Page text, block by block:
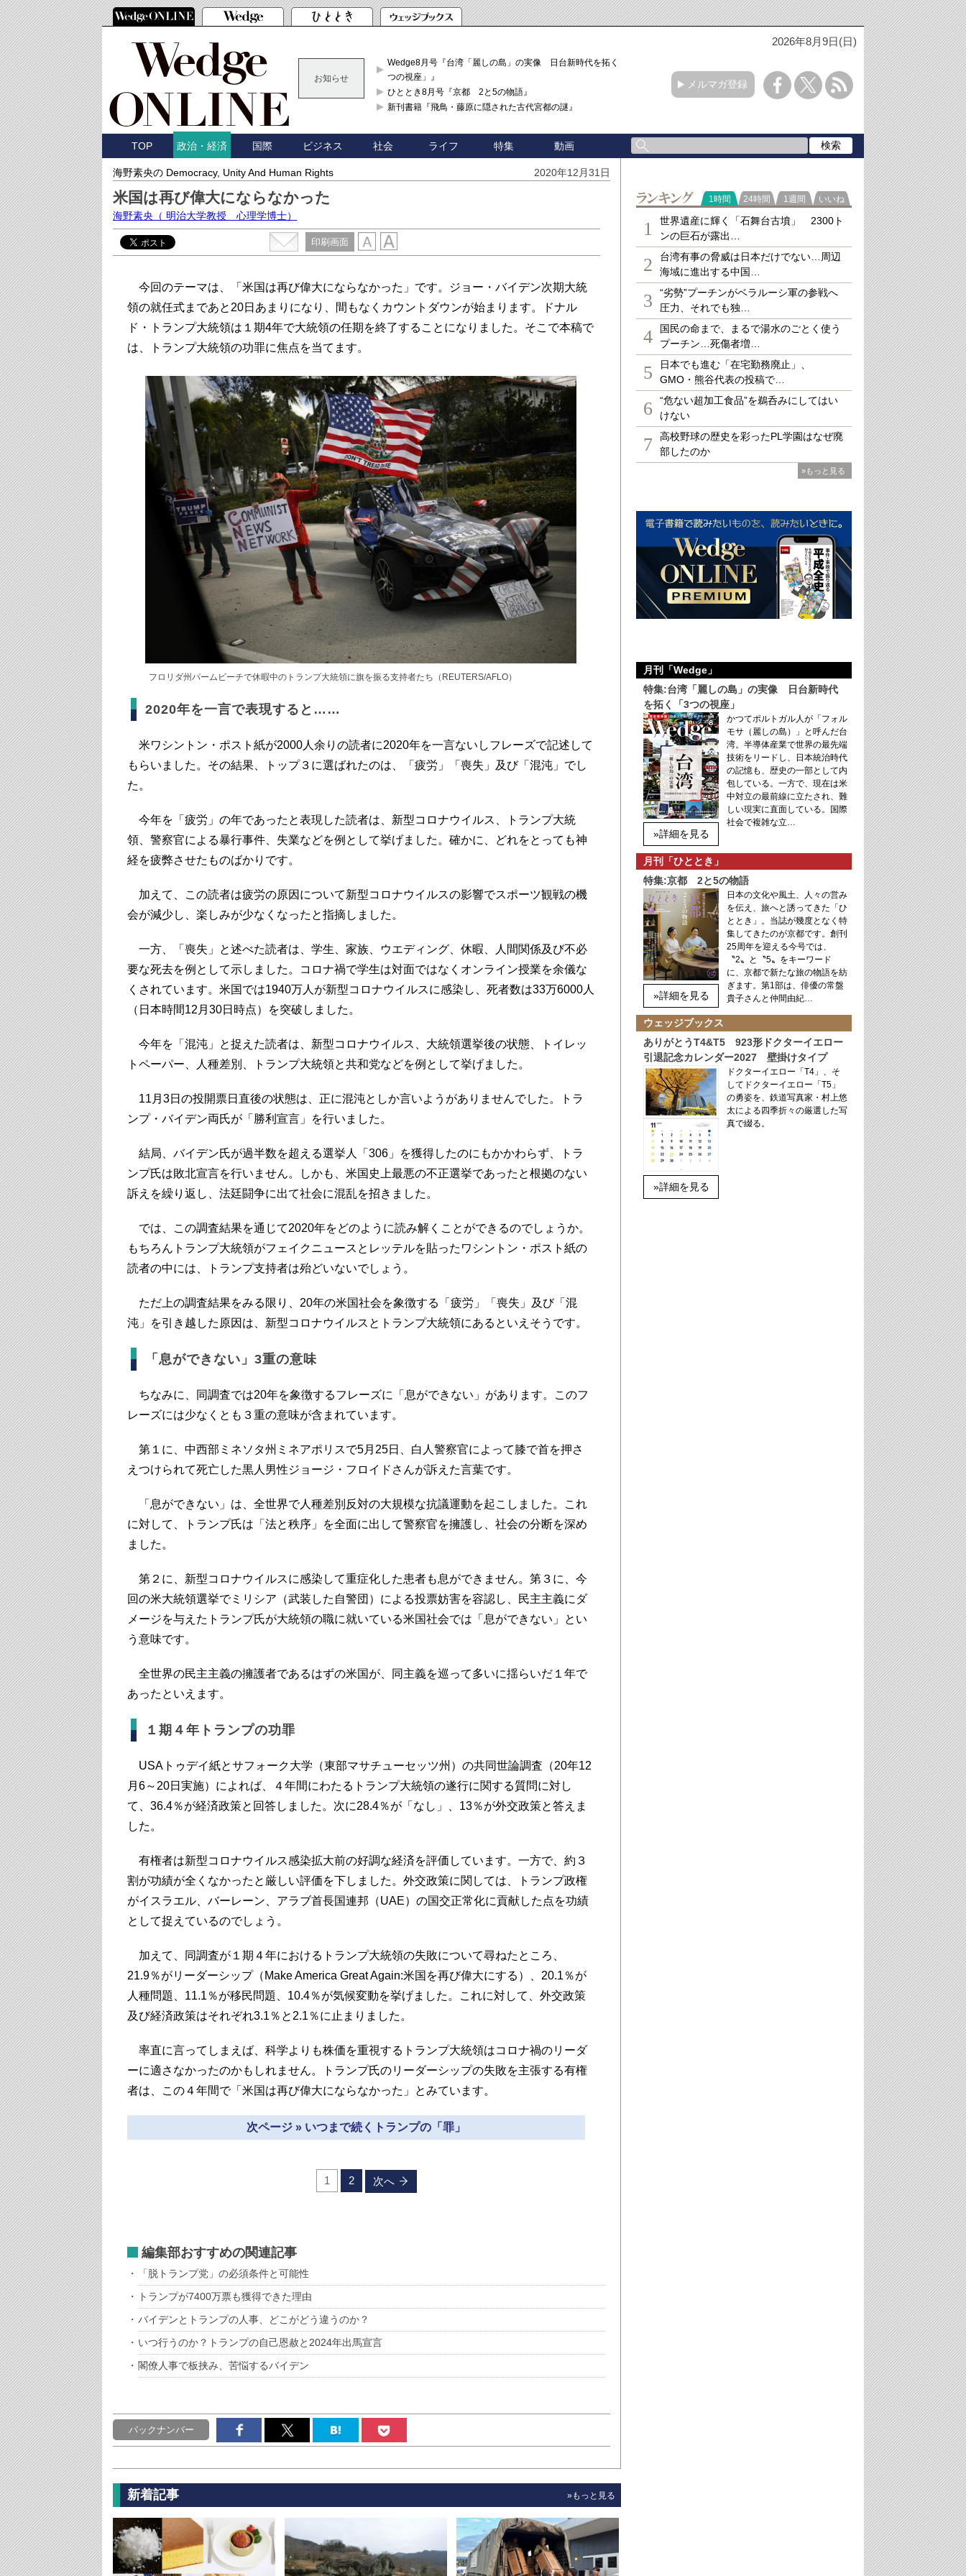
2026年8月9日(日)
お知らせ
Wedge8月号『台湾「麗しの島」の実像 日台新時代を拓く「3
つの視座」』
ひととき8月号『京都 2と5の物語』
新刊書籍『飛鳥・藤原に隠された古代宮都の謎』
メルマガ登録
TOP 政治・経済 国際 ビジネス 社会 ライフ 特集 動画
海野素央の Democracy, Unity And Human Rights 2020年12月31日
米国は再び偉大にならなかった
海野素央 （ 明治大学教授 心理学博士）
印刷画面
今回のテーマは、「米国は再び偉大にならなかった」です。ジョー・バイデン次期大統
領の就任式まであと20日あまりになり、間もなくカウントダウンが始まります。ドナル
ド・トランプ大統領は１期4年で大統領の任期を終了することになりました。そこで本稿で
は、トランプ大統領の功罪に焦点を当てます。
フロリダ州パームビーチで休暇中のトランプ大統領に旗を振る支持者たち（REUTERS/AFLO）
2020年を一言で表現すると……
米ワシントン・ポスト紙が2000人余りの読者に2020年を一言ないしフレーズで記述して
もらいました。その結果、トップ３に選ばれたのは、「疲労」「喪失」及び「 混沌」でし
た。
今年を「疲労」の年であったと表現した読者は、新型コロナウイルス、トランプ大統
領、警察官による暴行事件、失業などを例として挙げました。確かに、どれをとっても神
経を疲弊させたものばかりです。
加えて、この読者は疲労の原因について新型コロナウイルスの影響でスポーツ観戦の機
会が減少し、楽しみが少なくなったと指摘しました。
一方、「喪失」と述べた読者は、学生、家族、ウエディング、休暇、人間関係及び不必
要な死去を例として示しました。コロナ禍で学生は対面ではなくオンライン授業を余儀な
くされています。米国では1940万人が新型コロナウイルスに感染し、死者数は33万6000人
（日本時間12月30日時点）を突破しました。
今年を「混沌」と捉えた読者は、新型コロナウイルス、大統領選挙後の状態、トイレッ
トペーパー、人種差別、トランプ大統領と共和党などを例として挙げました。
11月3日の投開票日直後の状態は、正に混沌としか言いようがありませんでした。トラ
ンプ・バイデン両氏が「勝利宣言」を行いました。
結局、バイデン氏が過半数を超える選挙人「306」を獲得したのにもかかわらず、トラ
ンプ氏は敗北宣言を行いません。しかも、米国史上最悪の不正選挙であったと根拠のない
訴えを繰り返し、法廷闘争に出て社会に混乱を招きました。
では、この調査結果を通じて2020年をどのように読み解くことができるのでしょうか。
もちろんトランプ大統領がフェイクニュースとレッテルを貼ったワシントン・ポスト紙の
読者の中には、トランプ支持者は殆どいないでしょう。
ただ上の調査結果をみる限り、20年の米国社会を象徴する「 疲労」「喪失」及び「混
沌」を引き越した原因は、新型コロナウイルスとトランプ大統領にあるといえそうです。
「息ができない」3重の意味
ちなみに、同調査では20年を象徴するフレーズに「息ができない」があります。このフ
レーズには少なくとも３重の意味が含まれています。
第１に、中西部ミネソタ州ミネアポリスで5月25日、白人警察官によって膝で首を押さ
えつけられて死亡した黒人男性ジョージ・フロイドさんが訴えた言葉です。
「息ができない」は、全世界で人種差別反対の大規模な抗議運動を起こしました。これ
に対して、トランプ氏は「法と秩序」を全面に出して警察官を擁護し、社会の分断を深め
ました。
第２に、新型コロナウイルスに感染して重症化した患者も息ができません。第３に、今
回の米大統領選挙でミリシア（武装した自警団）による投票妨害を容認し、民主主義にダ
メージを与えたトランプ氏が大統領の職に就いている米国社会では「息ができない」とい
う意味です。
全世界の民主主義の擁護者であるはずの米国が、同主義を巡って多いに揺らいだ１年で
あったといえます。
１期４年トランプの功罪
USAトゥデイ紙とサフォーク大学（東部マサチューセッツ州）の共同世論調査（20年12
月6～20日実施）によれば、４年間にわたるトランプ大統領の遂行に関する質問に対し
て、36.4％が経済政策と回答しました。次に28.4％が「なし」、13％が外交政策と答えま
した。
有権者は新型コロナウイルス感染拡大前の好調な経済を評価しています。一方で、約３
割が功績が全くなかったと厳しい評価を下しました。外交政策に関しては、トランプ政権
がイスラエル、バーレーン、アラブ首長国連邦（UAE）の国交正常化に貢献した点を功績
として捉えているのでしょう。
加えて、同調査が１期４年におけるトランプ大統領の失敗について尋ねたところ、
21.9％がリーダーシップ（Make America Great Again:米国を再び偉大にする）、20.1％が
人種問題、11.1％が移民問題、10.4％が気候変動を挙げました。これに対して、外交政策
及び経済政策はそれぞれ3.1％と2.1％に止まりました。
率直に言ってしまえば、科学よりも株価を重視するトランプ大統領はコロナ禍のリーダ
ーに適さなかったのかもしれません。トランプ氏のリーダーシップの失敗を主張する有権
者は、この４年間で「米国は再び偉大にならなかった」とみています。
次ページ » いつまで続くトランプの「罪」
1 2 次へ
編集部おすすめの関連記事
「脱トランプ党」の必須条件と可能性
トランプが7400万票も獲得できた理由
バイデンとトランプの人事、どこがどう違うのか？
いつ行うのか？トランプの自己恩赦と2024年出馬宣言
閣僚人事で板挟み、苦悩するバイデン
バックナンバー
新着記事 »もっと見る
ランキング
1時間 24時間 1週間 いいね
1
世界遺産に輝く「石舞台古墳」 2300ト
ンの巨石が露出…
2
台湾有事の脅威は日本だけでない…周辺
海域に進出する中国…
3
“劣勢”プーチンがベラルーシ軍の参戦へ
圧力、それでも独…
4
国民の命まで、まるで湯水のごとく使う
プーチン…死傷者増…
5
日本でも進む「在宅勤務廃止」、
GMO・熊谷代表の投稿で…
6
“危ない超加工食品”を鵜呑みにしてはい
けない
7
高校野球の歴史を彩ったPL学園はなぜ廃
部したのか
»もっと見る
月刊「Wedge」
特集:台湾「麗しの島」の実像 日台新時代
を拓く「3つの視座」
»詳細を見る
かつてポルトガル人が「フォル
モサ（麗しの島）」と呼んだ台
湾。半導体産業で世界の最先端
技術をリードし、日本統治時代
の記憶も、歴史の一部として内
包している。一方で、現在は米
中対立の最前線に立たされ、難
しい現実に直面している。国際
社会で複雑な立…
月刊「ひととき」
特集:京都 2と5の物語
»詳細を見る
日本の文化や風土、人々の営み
を伝え、旅へと誘ってきた「ひ
ととき」。当誌が幾度となく特
集してきたのが京都です。創刊
25周年を迎える今号では、
〝2〟と〝5〟をキーワード
に、京都で新たな旅の物語を紡
ぎます。第1部は、俳優の常盤
貴子さんと仲間由紀…
ウェッジブックス
ありがとうT4&T5 923形ドクターイエロー
引退記念カレンダー2027 壁掛けタイプ
»詳細を見る
ドクターイエロー「T4」、そ
してドクターイエロー「T5」
の勇姿を、鉄道写真家・村上悠
太による四季折々の厳選した写
真で綴る。